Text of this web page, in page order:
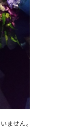
ません。